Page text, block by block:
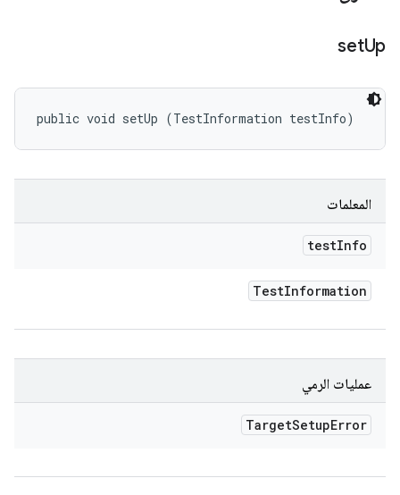
setUp
public void setUp (TestInformation testInfo)
المعلمات
testInfo
TestInformation
عمليات الرمي
TargetSetupError